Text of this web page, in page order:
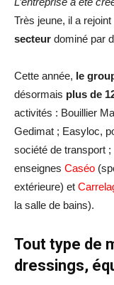
Très jeune, il a rejoint
secteur dominé par
Cette année, le
désormais plus de
activités : Bouillier
Gedimat ; Easyloc,
société de transport
enseignes Caséo
extérieure) et
la salle de bains).
Tout type de
dressings,